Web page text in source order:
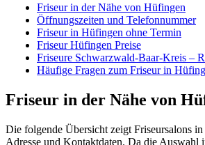
Friseur in der Nähe von Hüfingen
Öffnungszeiten und Telefonnummer
Friseur in Hüfingen ohne Termin
Friseur Hüfingen Preise
Friseure Schwarzwald-Baar-Kreis –
Häufige Fragen zum Friseur in
Friseur in der Nähe von
Die folgende Übersicht zeigt Friseursalons
Adresse und Kontaktdaten. Da die Auswahl